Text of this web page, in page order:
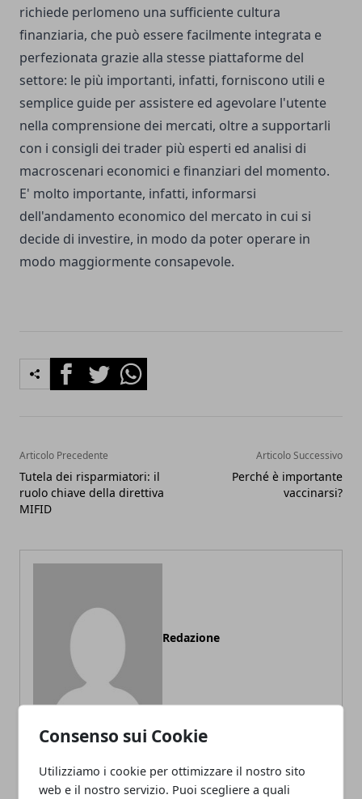
Consenso sui Cookie
Utilizziamo i cookie per ottimizzare il nostro sito
web e il nostro servizio. Puoi scegliere a quali
richiede perlomeno una sufficiente cultura
finanziaria, che può essere facilmente integrata e
perfezionata grazie alla stesse piattaforme del
settore: le più importanti, infatti, forniscono utili e
semplice guide per assistere ed agevolare l'utente
nella comprensione dei mercati, oltre a supportarli
con i consigli dei trader più esperti ed analisi di
macroscenari economici e finanziari del momento.
E' molto importante, infatti, informarsi
dell'andamento economico del mercato in cui si
decide di investire, in modo da poter operare in
modo maggiormente consapevole.
FacebookTwitterWhatsapp
Articolo Precedente
Tutela dei risparmiatori: il
ruolo chiave della direttiva
MIFID
Articolo Successivo
Perché è importante
vaccinarsi?
Redazione
ARTICOLI CORRELATI